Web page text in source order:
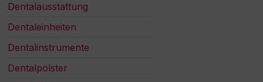
Dentalausstattung
Dentaleinheiten
Dentalinstrumente
Dentalpolster